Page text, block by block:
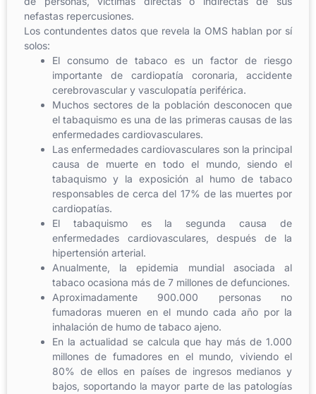
nefastas repercusiones.
Los contundentes datos que revela la OMS hablan por sí
solos:
El consumo de tabaco es un factor de riesgo
importante de cardiopatía coronaria, accidente
cerebrovascular y vasculopatía periférica.
Muchos sectores de la población desconocen que
el tabaquismo es una de las primeras causas de las
enfermedades cardiovasculares.
Las enfermedades cardiovasculares son la principal
causa de muerte en todo el mundo, siendo el
tabaquismo y la exposición al humo de tabaco
responsables de cerca del 17% de las muertes por
cardiopatías.
El tabaquismo es la segunda causa de
enfermedades cardiovasculares, después de la
hipertensión arterial.
Anualmente, la epidemia mundial asociada al
tabaco ocasiona más de 7 millones de defunciones.
Aproximadamente 900.000 personas no
fumadoras mueren en el mundo cada año por la
inhalación de humo de tabaco ajeno.
En la actualidad se calcula que hay más de 1.000
millones de fumadores en el mundo, viviendo el
80% de ellos en países de ingresos medianos y
bajos, soportando la mayor parte de las patologías